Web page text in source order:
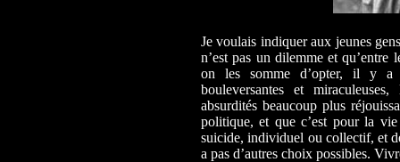
Je voulais indiquer aux jeunes
n’est pas un dilemme et qu’entre
on les somme d’opter, il y a
bouleversantes et
absurdités beaucoup plus
politique, et que c’est pour la
suicide, individuel ou collectif, et
a pas d’autres choix possibles.